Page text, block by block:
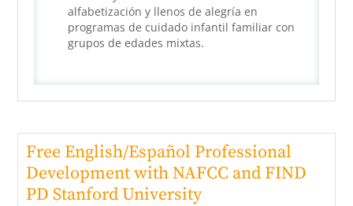
alfabetización y llenos de alegría en
programas de cuidado infantil familiar con
grupos de edades mixtas.
Free English/Español Professional
Development with NAFCC and FIND
PD Stanford University